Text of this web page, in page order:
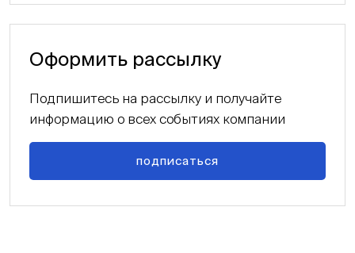
Оформить рассылку
Подпишитесь на рассылку и получайте
информацию о всех событиях компании
подписаться